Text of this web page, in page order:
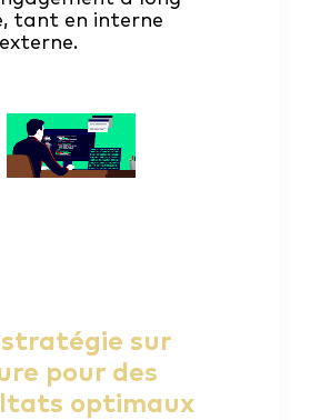
tant en interne
stratégie sur
pour des
optimaux